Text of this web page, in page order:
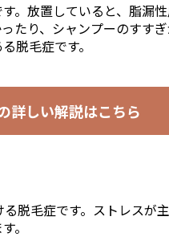
。放置していると、脂漏
たり、シャンプーのすす
脱毛症です。
詳しい解説はこちら
脱毛症です。ストレスが
。